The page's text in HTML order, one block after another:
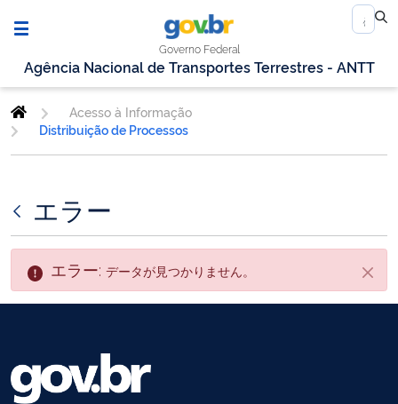
Governo Federal
Agência Nacional de Transportes Terrestres - ANTT
Acesso à Informação
Distribuição de Processos
エラー
閉じる
エラー: データが見つかりません。